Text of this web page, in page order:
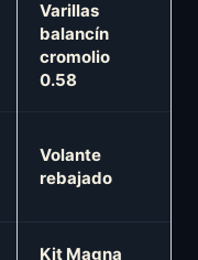
Varillas
balancín
cromolio
0.58
Volante
rebajado
Kit Magna